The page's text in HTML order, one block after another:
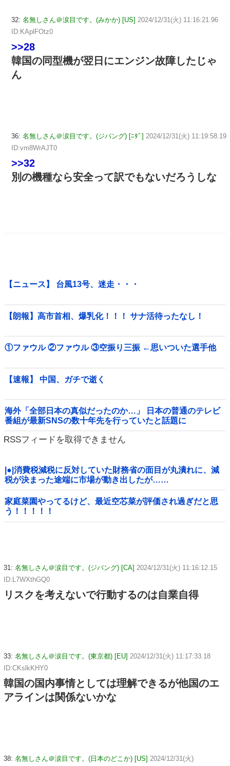
32: 名無しさん＠涙目です。(みかか) [US] 2024/12/31(火) 11:16:21.96
ID:KAplFOtz0
>>28
韓国の同型機が翌日にエンジン故障したじゃ
ん
36: 名無しさん＠涙目です。(ジパング) [ﾆﾀﾞ] 2024/12/31(火) 11:19:58.19
ID:vm8WrAJT0
>>32
別の機種なら安全って訳でもないだろうしな
【ニュース】 台風13号、迷走・・・
【朗報】高市首相、爆乳化！！！ サナ活待ったなし！
①ファウル ②ファウル ③空振り三振 ←思いついた選手他
【速報】 中国、ガチで逝く
海外「全部日本の真似だったのか…」 日本の普通のテレビ
番組が最新SNSの数十年先を行っていたと話題に
RSSフィードを取得できません
|●|消費税減税に反対していた財務省の面目が丸潰れに、減
税が決まった途端に市場が動き出したが……
家庭菜園やってるけど、最近空芯菜が評価され過ぎだと思
う！！！！！
31: 名無しさん＠涙目です。(ジパング) [CA] 2024/12/31(火) 11:16:12.15
ID:L7WXthGQ0
リスクを考えないで行動するのは自業自得
33: 名無しさん＠涙目です。(東京都) [EU] 2024/12/31(火) 11:17:33.18
ID:CKslkKHY0
韓国の国内事情としては理解できるが他国のエ
アラインは関係ないかな
38: 名無しさん＠涙目です。(日本のどこか) [US] 2024/12/31(火)